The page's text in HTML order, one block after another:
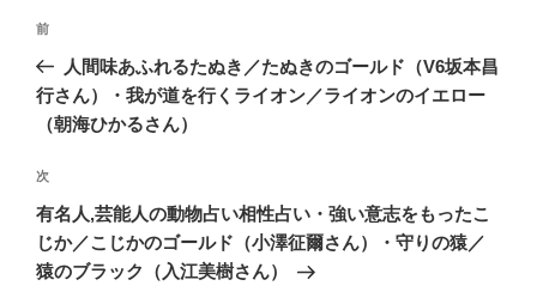
投
ナ
ビ
ー
シ
ョ
ン
前
の
投
稿
前
人間味あふれるたぬき／たぬきのゴールド（V6坂本昌
行さん）・我が道を行くライオン／ライオンのイエロー
（朝海ひかるさん）
次
の
投
稿
次
有名人,芸能人の動物占い相性占い・強い意志をもったこ
じか／こじかのゴールド（小澤征爾さん）・守りの猿／
猿のブラック（入江美樹さん）